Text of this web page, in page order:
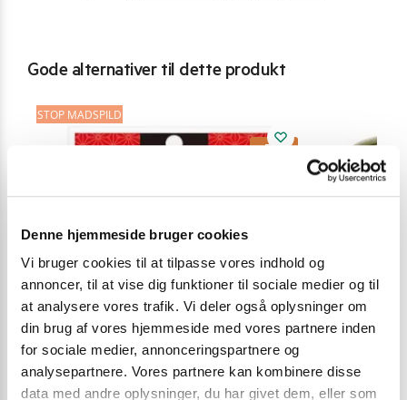
Denne hjemmeside bruger cookies
Vi bruger cookies til at tilpasse vores indhold og
annoncer, til at vise dig funktioner til sociale medier og til
at analysere vores trafik. Vi deler også oplysninger om
din brug af vores hjemmeside med vores partnere inden
for sociale medier, annonceringspartnere og
analysepartnere. Vores partnere kan kombinere disse
data med andre oplysninger, du har givet dem, eller som
Gode alternativer til dette produkt
-50%
STOP MADSPILD